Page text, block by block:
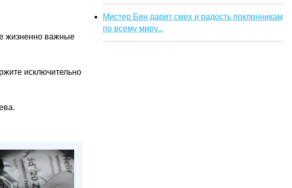
жизненно важные
исключительно
Мистер Бин дарит смех и радость поклонникам
по всему миру...